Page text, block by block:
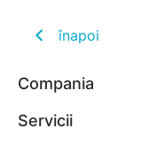
înapoi
Compania
Servicii